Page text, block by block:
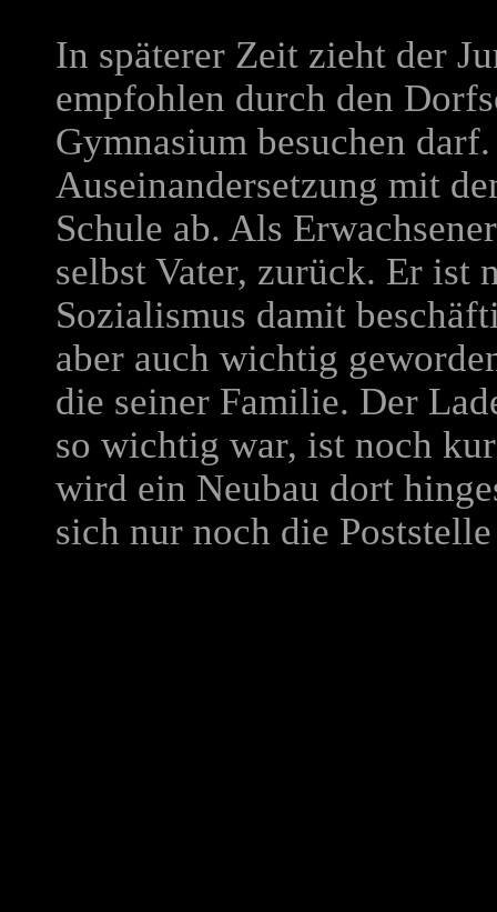
In späterer Zeit zieht der
empfohlen durch den
Gymnasium besuchen
Auseinandersetzung mit
Schule ab. Als
selbst Vater, zurück. Er ist
Sozialismus damit
aber auch wichtig
die seiner Familie. Der
so wichtig war, ist noch
wird ein Neubau dort
sich nur noch die